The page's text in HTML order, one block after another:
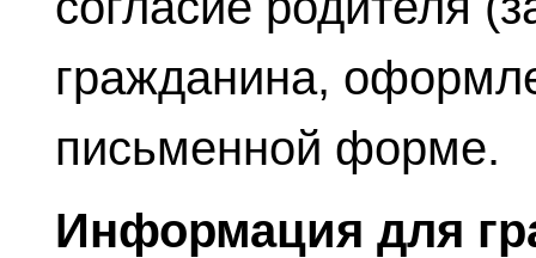
гражданина,
письменной форме.
Информация для